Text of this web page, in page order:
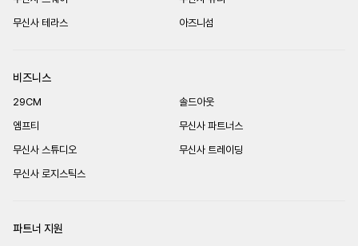
무신사 테라스
아즈니섬
비즈니스
29CM
솔드아웃
엠프티
무신사 파트너스
무신사 스튜디오
무신사 트레이딩
무신사 로지스틱스
파트너 지원